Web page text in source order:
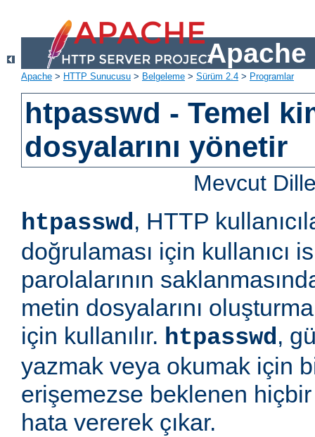
Apache
Apache > HTTP Sunucusu > Belgeleme > Sürüm 2.4 > Programlar
htpasswd - Temel
dosyalarını yönetir
Mevcut
htpasswd, HTTP
doğrulaması için kullanıcı
parolalarının
metin dosyalarını
için kullanılır. htpasswd,
yazmak veya okumak için
erişemezse beklenen
hata vererek çıkar.